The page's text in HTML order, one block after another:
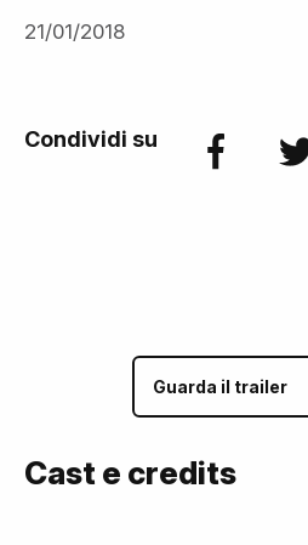
21/01/2018
Condividi su
Guarda il trailer
Cast e credits